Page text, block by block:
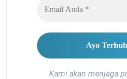
Kami akan menjaga